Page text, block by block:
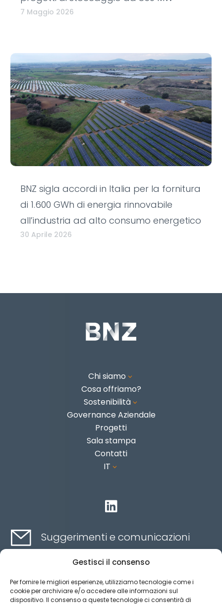
Gestisci il consenso
Per fornire le migliori esperienze, utilizziamo tecnologie come i
cookie per archiviare e/o accedere alle informazioni sul
dispositivo. Il consenso a queste tecnologie ci consentirà di
7 Maggio 2026
BNZ sigla accordi in Italia per la fornitura
di 1.600 GWh di energia rinnovabile
all’industria ad alto consumo energetico
30 Aprile 2026
Chi siamo 3
Cosa offriamo?
Sostenibilità3
Governance Aziendale
Progetti
Sala stampa
Contatti
IT 3

Suggerimenti e comunicazioni